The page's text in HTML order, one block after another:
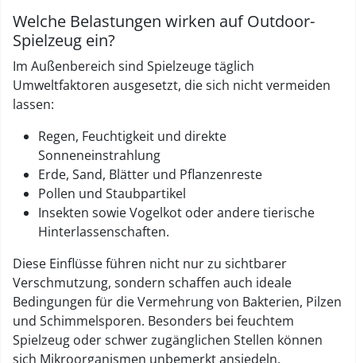
Welche Belastungen wirken auf Outdoor-
Spielzeug ein?
Im Außenbereich sind Spielzeuge täglich
Umweltfaktoren ausgesetzt, die sich nicht vermeiden
lassen:
Regen, Feuchtigkeit und direkte
Sonneneinstrahlung
Erde, Sand, Blätter und Pflanzenreste
Pollen und Staubpartikel
Insekten sowie Vogelkot oder andere tierische
Hinterlassenschaften.
Diese Einflüsse führen nicht nur zu sichtbarer
Verschmutzung, sondern schaffen auch ideale
Bedingungen für die Vermehrung von Bakterien, Pilzen
und Schimmelsporen. Besonders bei feuchtem
Spielzeug oder schwer zugänglichen Stellen können
sich Mikroorganismen unbemerkt ansiedeln.